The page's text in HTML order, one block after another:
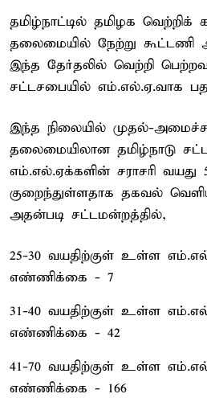
தமிழ்நாட்டில் தமிழக
தலைமையில் நேற்று கூட்டணி
இந்த தேர்தலில் வெற்றி
சட்டசபையில் எம்.எல்.ஏ.வாக
இந்த நிலையில் முதல்-
தலைமையிலான தமிழ்நாடு
எம்.எல்.ஏக்களின் சராசரி வயது
குறைந்துள்ளதாக தகவல்
அதன்படி சட்டமன்றத்தில்,
25-30 வயதிற்குள் உள்ள
எண்ணிக்கை - 7
31-40 வயதிற்குள் உள்ள
எண்ணிக்கை - 42
41-70 வயதிற்குள் உள்ள
எண்ணிக்கை - 166